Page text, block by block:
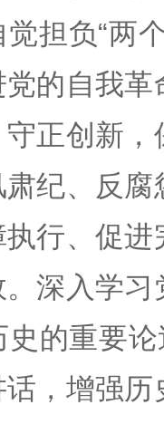
担负“两
的自我
正创新
纪、反
行、促
深入学
的重要
，增强